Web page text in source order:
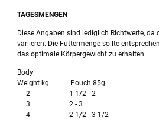
TAGESMENGEN
Diese Angaben sind lediglich Richtwerte, da
variieren. Die Futtermenge sollte
das optimale Körpergewicht zu erhalten.
Body
Weight kg Pouch 85g
2 1 1/2 - 2
3 2 - 3
4 2 1/2 - 3 1/2